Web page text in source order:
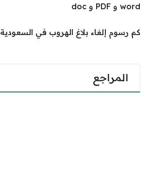
word و PDF و doc
كم رسوم إلغاء بلاغ الهروب في السعودية 1447؟
المراجع